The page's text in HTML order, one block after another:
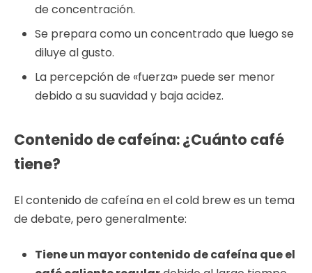
de concentración.
Se prepara como un concentrado que luego se
diluye al gusto.
La percepción de «fuerza» puede ser menor
debido a su suavidad y baja acidez.
Contenido de cafeína: ¿Cuánto café
tiene?
El contenido de cafeína en el cold brew es un tema
de debate, pero generalmente:
Tiene un mayor contenido de cafeína que el